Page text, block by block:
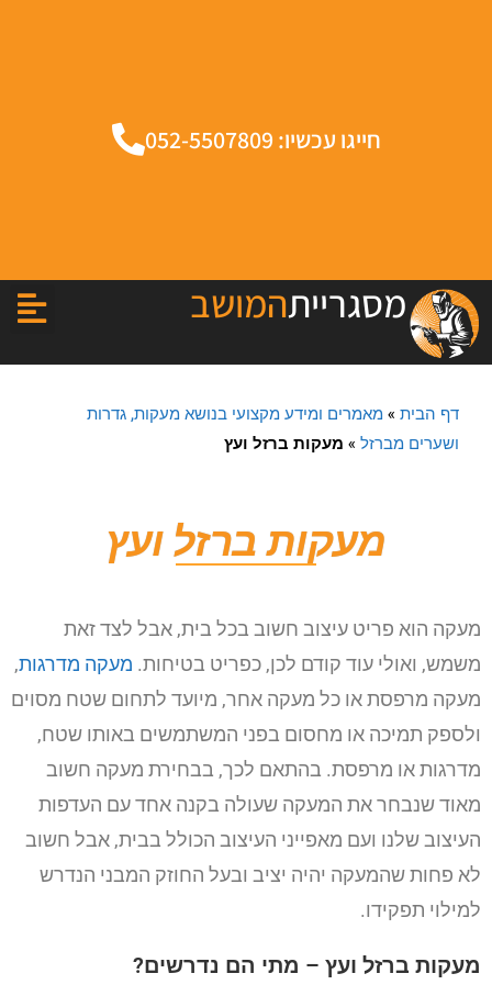
חייגו עכשיו: 052-5507809
מסגרייתהמושב
דף הבית » מאמרים ומידע מקצועי בנושא מעקות, גדרות
ושערים מברזל » מעקות ברזל ועץ
מעקות ברזל ועץ
מעקה הוא פריט עיצוב חשוב בכל בית, אבל לצד זאת
משמש, ואולי עוד קודם לכן, כפריט בטיחות. מעקה מדרגות,
מעקה מרפסת או כל מעקה אחר, מיועד לתחום שטח מסוים
ולספק תמיכה או מחסום בפני המשתמשים באותו שטח,
מדרגות או מרפסת. בהתאם לכך, בבחירת מעקה חשוב
מאוד שנבחר את המעקה שעולה בקנה אחד עם העדפות
העיצוב שלנו ועם מאפייני העיצוב הכולל בבית, אבל חשוב
לא פחות שהמעקה יהיה יציב ובעל החוזק המבני הנדרש
למילוי תפקידו.
מעקות ברזל ועץ – מתי הם נדרשים?